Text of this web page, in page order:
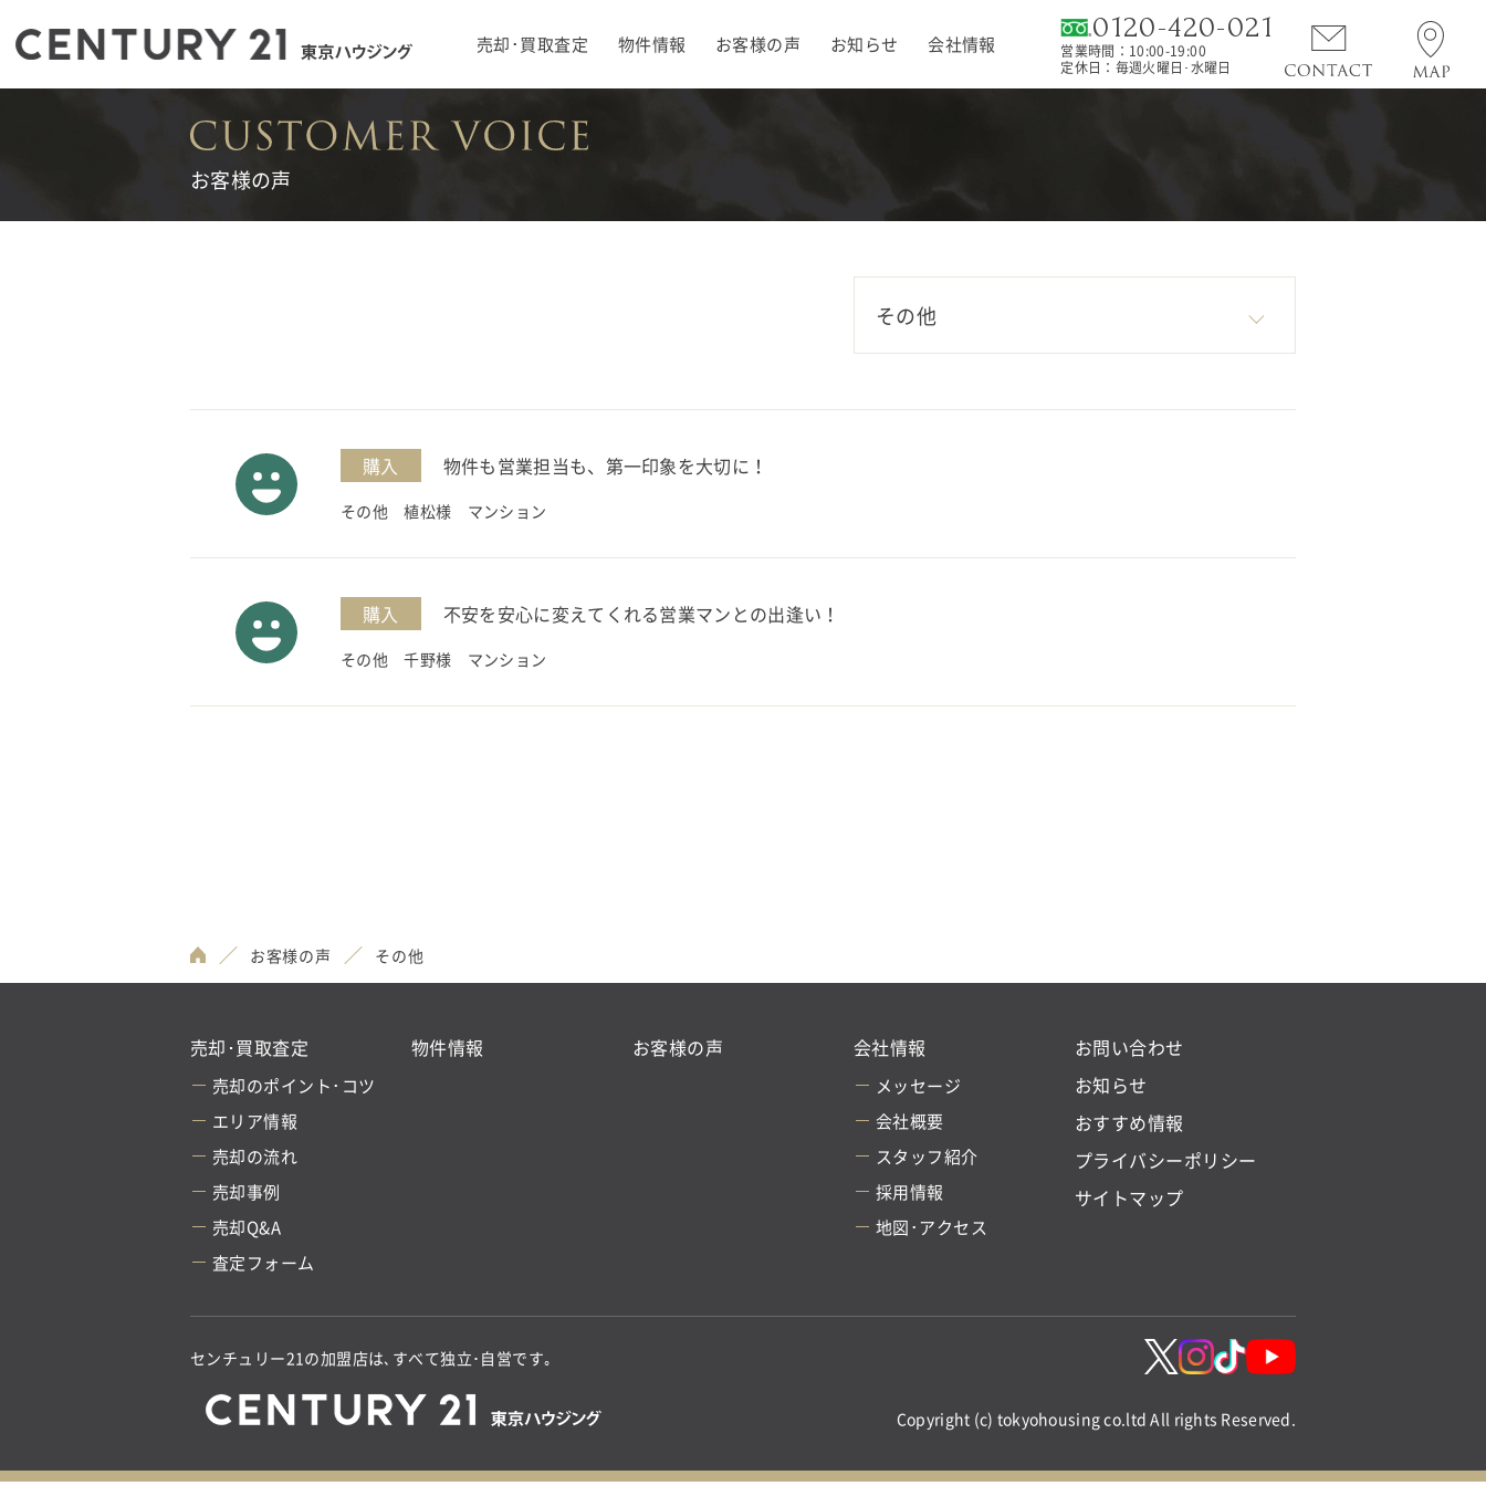
売却･買取査定 物件情報 お客様の声 お知らせ 会社情報 0120-420-021
営業時間：10:00-19:00
定休日：毎週火曜日･水曜日
売却のポイント･コツ エリア情報
売却の流れ
メッセージ 会社概要
スタッフ紹介
お客様の声
その他
購入 物件も営業担当も、第一印象を大切に！
その他 植松様 マンション
購入 不安を安心に変えてくれる営業マンとの出逢い！
その他 千野様 マンション
お客様の声 その他
売却･買取査定
売却のポイント･コツ
エリア情報
売却の流れ
売却事例
売却Q&A
査定フォーム
物件情報 お客様の声 会社情報
メッセージ
会社概要
スタッフ紹介
採用情報
地図･アクセス
お問い合わせ
お知らせ
おすすめ情報
プライバシーポリシー
サイトマップ
センチュリー21の加盟店は､すべて独立･自営です｡
Copyright (c) tokyohousing co.ltd All rights Reserved.